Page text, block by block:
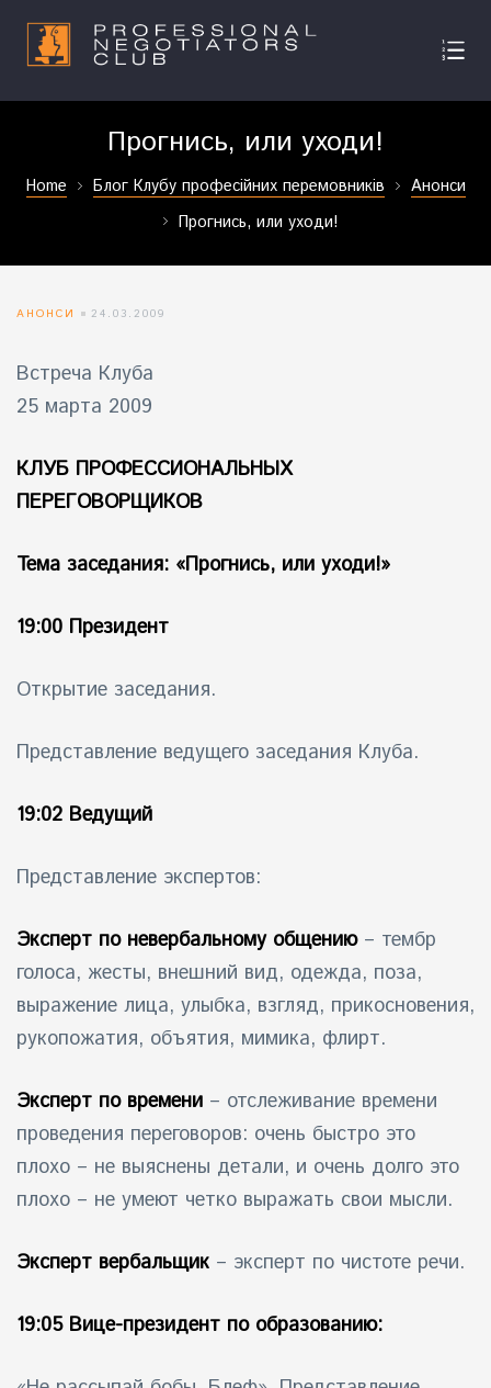
Прогнись, или уходи!
Home Блог Клубу професійних перемовників
Анонси
Прогнись, или уходи!
АНОНСИ 24.03.2009
Встреча Клуба
25 марта 2009
КЛУБ ПРОФЕССИОНАЛЬНЫХ
ПЕРЕГОВОРЩИКОВ
Тема заседания: «Прогнись, или уходи!»
19:00 Президент
Открытие заседания.
Представление ведущего заседания Клуба.
19:02 Ведущий
Представление экспертов:
Эксперт по невербальному общению – тембр
голоса, жесты, внешний вид, одежда, поза,
выражение лица, улыбка, взгляд, прикосновения,
рукопожатия, объятия, мимика, флирт.
Эксперт по времени – отслеживание времени
проведения переговоров: очень быстро это
плохо – не выяснены детали, и очень долго это
плохо – не умеют четко выражать свои мысли.
Эксперт вербальщик – эксперт по чистоте речи.
19:05 Вице-президент по образованию: